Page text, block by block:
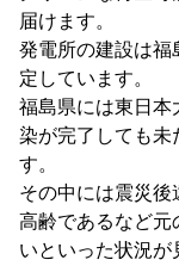
届けます。
発電所の建設は福
定しています。
福島県には東日本
染が完了しても未
す。
その中には震災後
高齢であるなど元
いといった状況が